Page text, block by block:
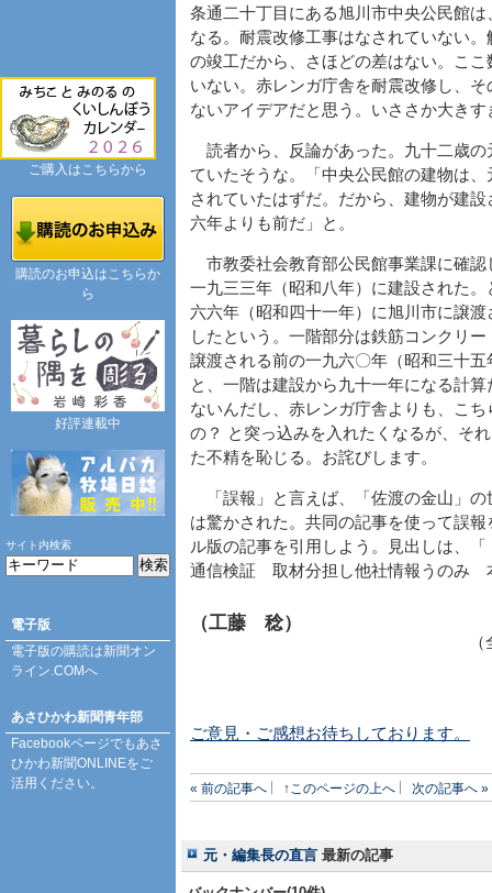
条通二十丁目にある旭川市中央公民館
なる。耐震改修工事はなされていない
の竣工だから、さほどの差はない。こ
いない。赤レンガ庁舎を耐震改修し、
ないアイデアだと思う。いささか大き
読者から、反論があった。九十二歳の
ていたそうな。「中央公民館の建物は
されていたはずだ。だから、建物が建
六年よりも前だ」と。
市教委社会教育部公民館事業課に確認
一九三三年（昭和八年）に建設された
六六年（昭和四十一年）に旭川市に譲
したという。一階部分は鉄筋コンクリ
譲渡される前の一九六〇年（昭和三十
と、一階は建設から九十一年になる計
ないんだし、赤レンガ庁舎よりも、こ
の？ と突っ込みを入れたくなるが、そ
た不精を恥じる。お詫びします。
「誤報」と言えば、「佐渡の金山」の
は驚かされた。共同の記事を使って誤
ル版の記事を引用しよう。見出しは、
通信検証 取材分担し他社情報うのみ
（工藤 稔）
ご意見・ご感想お待ちしております。
« 前の記事へ ↑このページの上へ 次の記事へ »
元・編集長の直言 最新の記事
ご購入はこちらから
購読のお申込はこちらか
ら
好評連載中
サイト内検索
電子版
電子版の購読は新聞オン
ライン.COMへ
あさひかわ新聞青年部
Facebookページでもあさ
ひかわ新聞ONLINEをご
活用ください。